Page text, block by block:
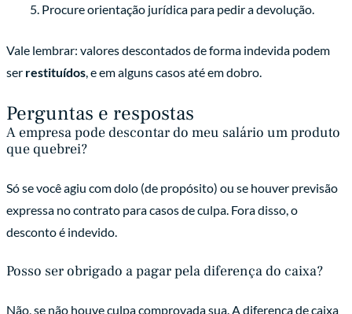
Procure orientação jurídica para pedir a devolução.
Vale lembrar: valores descontados de forma indevida podem
ser restituídos, e em alguns casos até em dobro.
Perguntas e respostas
A empresa pode descontar do meu salário um produto
que quebrei?
Só se você agiu com dolo (de propósito) ou se houver previsão
expressa no contrato para casos de culpa. Fora disso, o
desconto é indevido.
Posso ser obrigado a pagar pela diferença do caixa?
Não, se não houve culpa comprovada sua. A diferença de caixa